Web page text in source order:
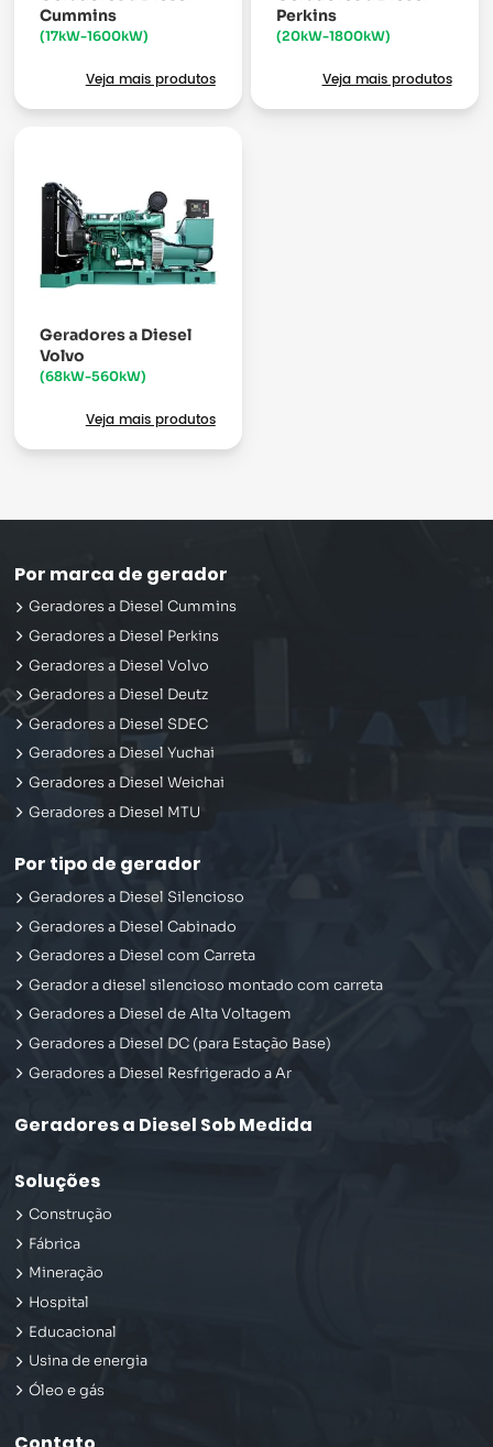
Cummins
(17kW-1600kW)
Veja mais produtos
Perkins
(20kW-1800kW)
Veja mais produtos
Geradores a Diesel
Volvo
(68kW-560kW)
Veja mais produtos
Por marca de gerador
Geradores a Diesel Cummins
Geradores a Diesel Perkins
Geradores a Diesel Volvo
Geradores a Diesel Deutz
Geradores a Diesel SDEC
Geradores a Diesel Yuchai
Geradores a Diesel Weichai
Geradores a Diesel MTU
Por tipo de gerador
Geradores a Diesel Silencioso
Geradores a Diesel Cabinado
Geradores a Diesel com Carreta
Gerador a diesel silencioso montado com carreta
Geradores a Diesel de Alta Voltagem
Geradores a Diesel DC (para Estação Base)
Geradores a Diesel Resfrigerado a Ar
Geradores a Diesel Sob Medida
Soluções
Construção
Fábrica
Mineração
Hospital
Educacional
Usina de energia
Óleo e gás